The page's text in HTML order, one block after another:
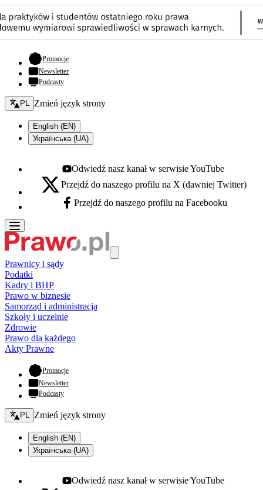
Promocje- otwiera się w nowej karcie
Newsletter
Podcasty
Zmień język - bieżący:
PL Zmień język strony
English (EN)
Українська (UA)
Youtube - otwiera się w nowej karcie
Odwiedź nasz kanał w serwisie YouTube
X - otwiera się w nowej karcie
Przejdź do naszego profilu na X (dawniej Twitter)
Facebook - otwiera się w nowej karcie
Przejdź do naszego profilu na Facebooku
Prawnicy i sądy
Podatki
Kadry i BHP
Prawo w biznesie
Samorząd i administracja
Szkoły i uczelnie
Zdrowie
Prawo dla każdego
Akty Prawne
Promocje- otwiera się w nowej karcie
Newsletter
Podcasty
Zmień język - bieżący:
PL Zmień język strony
English (EN)
Українська (UA)
Youtube - otwiera się w nowej karcie
Odwiedź nasz kanał w serwisie YouTube